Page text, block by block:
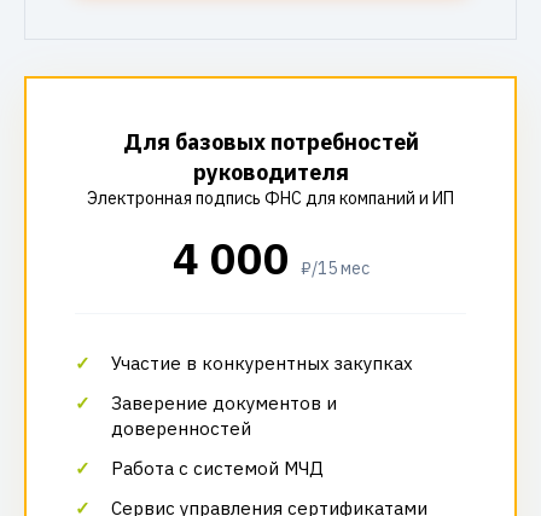
Для базовых потребностей
руководителя
Электронная подпись ФНС для компаний и ИП
4 000 ₽/15 мес
Участие в конкурентных закупках
Заверение документов и
доверенностей
Работа с системой МЧД
Сервис управления сертификатами